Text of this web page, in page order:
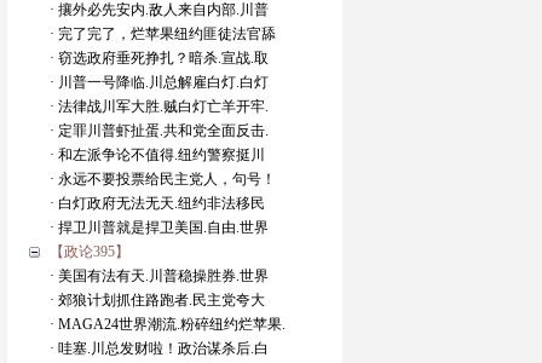
· 攘外必先安内.敌人来自内部.川普
· 完了完了，烂苹果纽约匪徒法官舔
· 窃选政府垂死挣扎？暗杀.宣战.取
· 川普一号降临.川总解雇白灯.白灯
· 法律战川军大胜.贼白灯亡羊开牢.
· 定罪川普虾扯蛋.共和党全面反击.
· 和左派争论不值得.纽约警察挺川
· 永远不要投票给民主党人，句号！
· 白灯政府无法无天.纽约非法移民
· 捍卫川普就是捍卫美国.自由.世界
【政论395】
· 美国有法有天.川普稳操胜券.世界
· 郊狼计划抓住路跑者.民主党夸大
· MAGA24世界潮流.粉碎纽约烂苹果.
· 哇塞.川总发财啦！政治谋杀后.白